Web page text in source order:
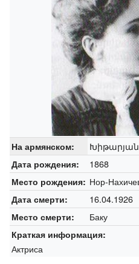
На армянском:
Дата рождения: 1868
Место рождения: Нор-
Дата смерти: 16.04.1926
Место смерти: Баку
Краткая информация:
Актриса